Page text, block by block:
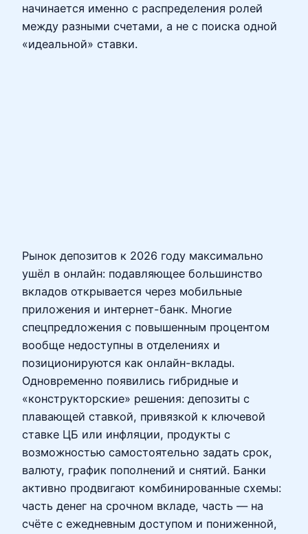
начинается именно с распределения ролей
между разными счетами, а не с поиска одной
«идеальной» ставки.
Рынок депозитов к 2026 году максимально
ушёл в онлайн: подавляющее большинство
вкладов открывается через мобильные
приложения и интернет-банк. Многие
спецпредложения с повышенным процентом
вообще недоступны в отделениях и
позиционируются как онлайн-вклады.
Одновременно появились гибридные и
«конструкторские» решения: депозиты с
плавающей ставкой, привязкой к ключевой
ставке ЦБ или инфляции, продукты с
возможностью самостоятельно задать срок,
валюту, график пополнений и снятий. Банки
активно продвигают комбинированные схемы:
часть денег на срочном вкладе, часть — на
счёте с ежедневным доступом и пониженной,